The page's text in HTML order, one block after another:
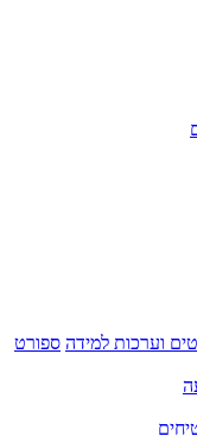
וערכות למידה ספורט